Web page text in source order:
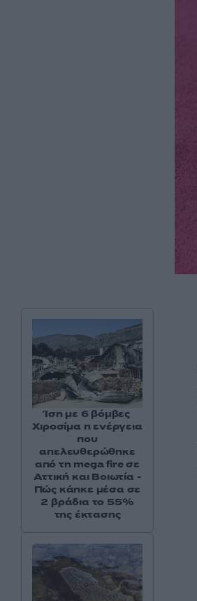
Ίση με 6 βόμβες
Χιροσίμα η ενέργεια
που
απελευθερώθηκε
από τη mega fire σε
Αττική και Βοιωτία -
Πώς κάηκε μέσα σε
2 βράδια το 55%
της έκτασης